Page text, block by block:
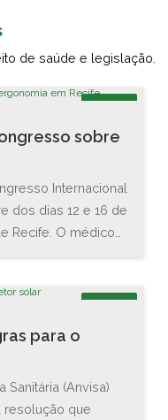
de saúde e legislação.
sobre
Internacional
dos dias 12 e 16 de
Recife. O médico
conheceram as
área. Também
as interações
para o
Sanitária (Anvisa)
resolução que